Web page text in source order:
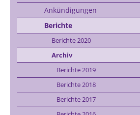
Ankündigungen
Berichte
Berichte 2020
Archiv
Berichte 2019
Berichte 2018
Berichte 2017